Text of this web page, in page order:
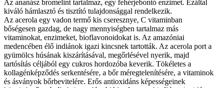
Az ananász bromelint tartalmaz, egy fehérjebontó enzimet. Ezáltal
kiváló hámlasztó és tisztító tulajdonsággal rendelkezik.
Az acerola egy vadon termő kis cseresznye, C vitaminban
bőségesen gazdag, de nagy mennyiségben tartalmaz más
vitaminokat, enzimeket, bioflavonoidokat is. Az amazóniai
medencében élő indiánok igazi kincsnek tartották. Az acerola port a
gyümölcs húsának kiszárításával, megőrlésével nyerik, majd
tartósítás céljából egy cukros hordozóba keverik. Tökéletes a
kollagénképződés serkentésére, a bőr méregtelenítésére, a vitaminok
és ásványok bőrbevitelére. Erős antioxidáns képességeinek